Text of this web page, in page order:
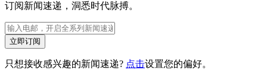
订阅新闻速递，洞悉时代脉搏。
立即订阅
只想接收感兴趣的新闻速递? 点击设置您的偏好。